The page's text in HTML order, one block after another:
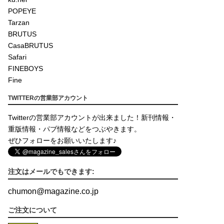
POPEYE
Tarzan
BRUTUS
CasaBRUTUS
Safari
FINEBOYS
Fine
TWITTERの営業部アカウント
Twitterの営業部アカウントが出来ました！新刊情報・
重版情報・パブ情報などをつぶやきます。
ぜひフォローをお願いいたします♪
注文はメールでもできます:
chumon@magazine.co.jp
ご注文について